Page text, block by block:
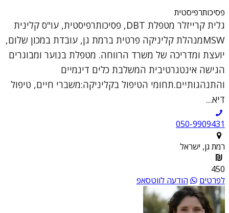
פסיכותרפיסטית
גלית קרייזלר מטפלת DBT, פסיכותרפיסטית, עו"ס קלינית
MSWמנהלת קליניקה פרטית ברמת גן, עובדת במכון שלום,
יועצת ומדריכה של משרד הרווחה. מטפלת בנוער ומבוגרים
הגישה אינטגרטיבית המשלבת כלים דינמיים
והתנהגותיים.תחומי הטיפול בקליניקה:משברי חיים, טיפול
דיא...
050-9909431
רמת גן, ישראל
450
לפרטים
הודעה לווטסאפ